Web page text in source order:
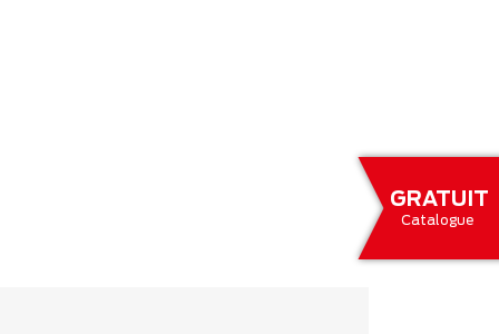
GRATUIT
Catalogue